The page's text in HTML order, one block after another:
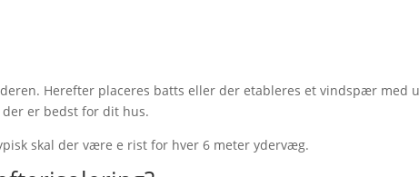
Herefter placeres batts eller der etableres et vindspær
er bedst for dit hus.
skal der være e rist for hver 6 meter ydervæg.